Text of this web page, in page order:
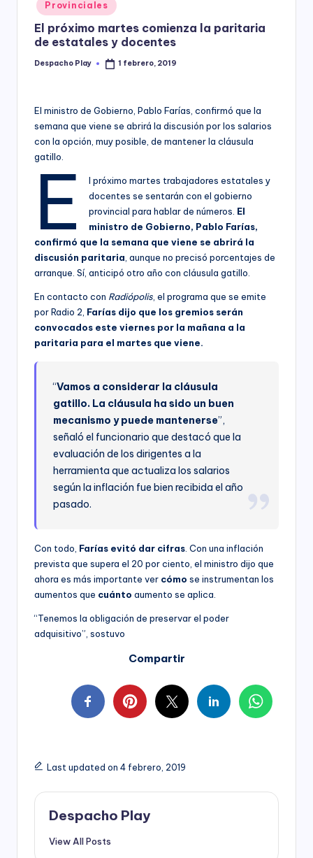
y
in
Provinciales
El próximo martes comienza la paritaria
de estatales y docentes
Posted
Despacho Play 1 febrero, 2019
El ministro de Gobierno, Pablo Farías, confirmó que la
semana que viene se abrirá la discusión por los salarios
con la opción, muy posible, de mantener la cláusula
gatillo.
E
l próximo martes trabajadores estatales y
docentes se sentarán con el gobierno
provincial para hablar de números. El
ministro de Gobierno, Pablo Farías,
confirmó que la semana que viene se abrirá la
discusión paritaria , aunque no precisó porcentajes de
arranque. Sí, anticipó otro año con cláusula gatillo.
En contacto con Radiópolis , el programa que se emite
por Radio 2, Farías dijo que los gremios serán
convocados este viernes por la mañana a la
paritaria para el martes que viene.
“Vamos a considerar la cláusula
gatillo. La cláusula ha sido un buen
mecanismo y puede mantenerse”,
señaló el funcionario que destacó que la
evaluación de los dirigentes a la
herramienta que actualiza los salarios
según la inflación fue bien recibida el año
pasado.
Con todo, Farías evitó dar cifras . Con una inflación
prevista que supera el 20 por ciento, el ministro dijo que
ahora es más importante ver cómo se instrumentan los
aumentos que cuánto aumento se aplica.
“Tenemos la obligación de preservar el poder
adquisitivo”, sostuvo
Compartir
Last updated on 4 febrero, 2019
Despacho Play
View All Posts